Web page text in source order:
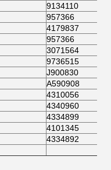
9134110
957366
4179837
957366
3071564
9736515
J900830
A590908
4310056
4340960
4334899
4101345
4334892